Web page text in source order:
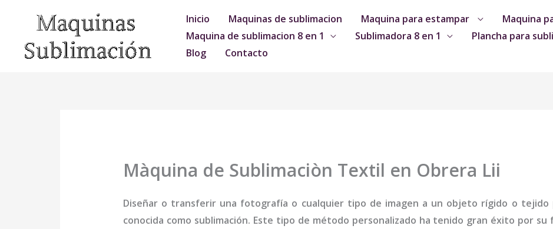
contenido
Inicio Maquinas de sublimacion Maquina para estampar
Maquina
Maquina de sublimacion 8 en 1
Sublimadora 8 en 1 Plancha para
Blog
Contacto
Màquina de Sublimaciòn Textil en Obrera Lii
Diseñar o transferir una fotografía o cualquier tipo de imagen a un objeto rígido o tejido
conocida como sublimación. Este tipo de método personalizado ha tenido gran éxito por su